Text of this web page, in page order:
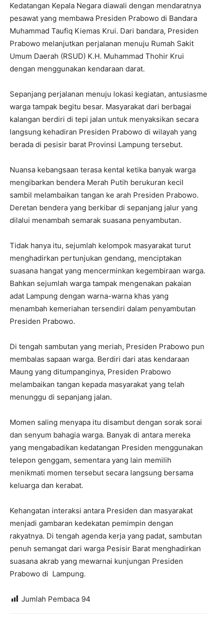
Kedatangan Kepala Negara diawali dengan mendaratnya
pesawat yang membawa Presiden Prabowo di Bandara
Muhammad Taufiq Kiemas Krui. Dari bandara, Presiden
Prabowo melanjutkan perjalanan menuju Rumah Sakit
Umum Daerah (RSUD) K.H. Muhammad Thohir Krui
dengan menggunakan kendaraan darat.
Sepanjang perjalanan menuju lokasi kegiatan, antusiasme
warga tampak begitu besar. Masyarakat dari berbagai
kalangan berdiri di tepi jalan untuk menyaksikan secara
langsung kehadiran Presiden Prabowo di wilayah yang
berada di pesisir barat Provinsi Lampung tersebut.
Nuansa kebangsaan terasa kental ketika banyak warga
mengibarkan bendera Merah Putih berukuran kecil
sambil melambaikan tangan ke arah Presiden Prabowo.
Deretan bendera yang berkibar di sepanjang jalur yang
dilalui menambah semarak suasana penyambutan.
Tidak hanya itu, sejumlah kelompok masyarakat turut
menghadirkan pertunjukan gendang, menciptakan
suasana hangat yang mencerminkan kegembiraan warga.
Bahkan sejumlah warga tampak mengenakan pakaian
adat Lampung dengan warna-warna khas yang
menambah kemeriahan tersendiri dalam penyambutan
Presiden Prabowo.
Di tengah sambutan yang meriah, Presiden Prabowo pun
membalas sapaan warga. Berdiri dari atas kendaraan
Maung yang ditumpanginya, Presiden Prabowo
melambaikan tangan kepada masyarakat yang telah
menunggu di sepanjang jalan.
Momen saling menyapa itu disambut dengan sorak sorai
dan senyum bahagia warga. Banyak di antara mereka
yang mengabadikan kedatangan Presiden menggunakan
telepon genggam, sementara yang lain memilih
menikmati momen tersebut secara langsung bersama
keluarga dan kerabat.
Kehangatan interaksi antara Presiden dan masyarakat
menjadi gambaran kedekatan pemimpin dengan
rakyatnya. Di tengah agenda kerja yang padat, sambutan
penuh semangat dari warga Pesisir Barat menghadirkan
suasana akrab yang mewarnai kunjungan Presiden
Prabowo di Lampung.
Jumlah Pembaca 94